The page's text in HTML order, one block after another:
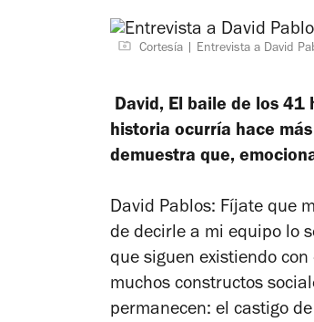
Cortesía Entrevista a David
David, El baile de los 41
historia ocurría hace
demuestra que,
David Pablos: Fíjate que
de decirle a mi equipo lo
que siguen existiendo
muchos constructos
permanecen: el castigo